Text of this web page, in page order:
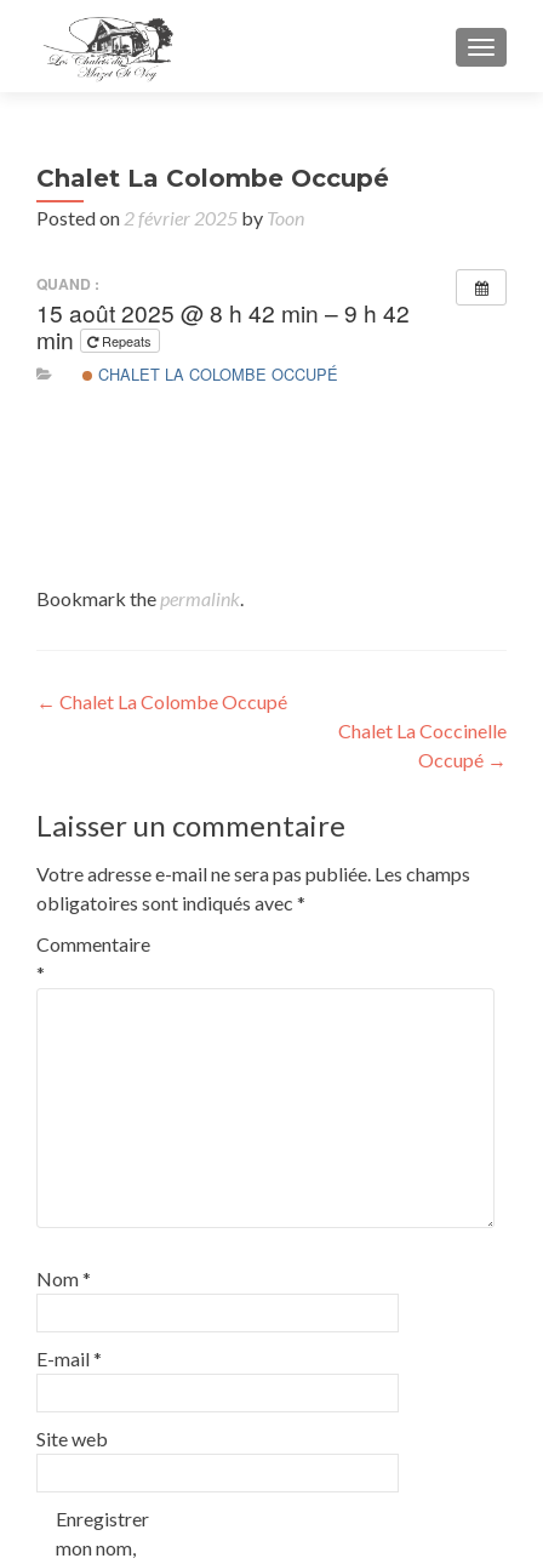
Chalet La Colombe Occupé
Posted on 2 février 2025 by Toon
QUAND :
15 août 2025 @ 8 h 42 min – 9 h 42
min
Repeats
CHALET LA COLOMBE OCCUPÉ
Bookmark the permalink.
Post
← Chalet La Colombe Occupé
Chalet La Coccinelle
Occupé →
Laisser un commentaire
Votre adresse e-mail ne sera pas publiée. Les champs
obligatoires sont indiqués avec *
Commentaire
*
Nom*
E-mail*
Site web
Enregistrer
mon nom,